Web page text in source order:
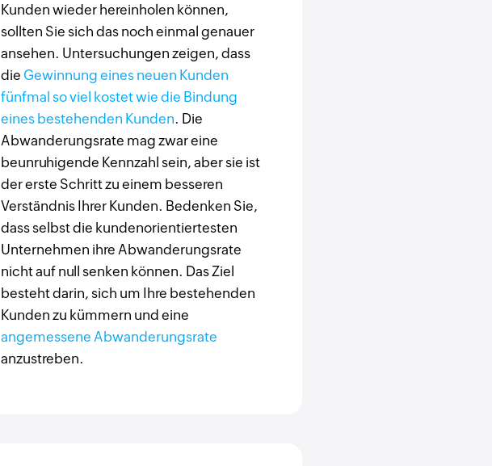
Kunden wieder hereinholen können,
sollten Sie sich das noch einmal genauer
ansehen. Untersuchungen zeigen, dass
die Gewinnung eines neuen Kunden
fünfmal so viel kostet wie die Bindung
eines bestehenden Kunden. Die
Abwanderungsrate mag zwar eine
beunruhigende Kennzahl sein, aber sie ist
der erste Schritt zu einem besseren
Verständnis Ihrer Kunden. Bedenken Sie,
dass selbst die kundenorientiertesten
Unternehmen ihre Abwanderungsrate
nicht auf null senken können. Das Ziel
besteht darin, sich um Ihre bestehenden
Kunden zu kümmern und eine
angemessene Abwanderungsrate
anzustreben.